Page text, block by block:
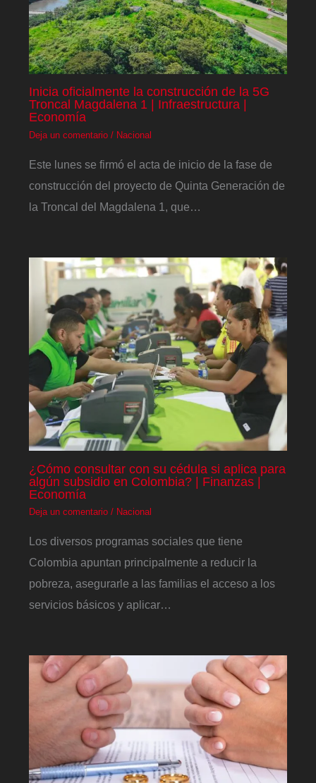
Inicia oficialmente la construcción de la 5G
Troncal Magdalena 1 | Infraestructura |
Economía
Deja un comentario / Nacional
Este lunes se firmó el acta de inicio de la fase de
construcción del proyecto de Quinta Generación de
la Troncal del Magdalena 1, que…
¿Cómo consultar con su cédula si aplica para
algún subsidio en Colombia? | Finanzas |
Economía
Deja un comentario / Nacional
Los diversos programas sociales que tiene
Colombia apuntan principalmente a reducir la
pobreza, asegurarle a las familias el acceso a los
servicios básicos y aplicar…